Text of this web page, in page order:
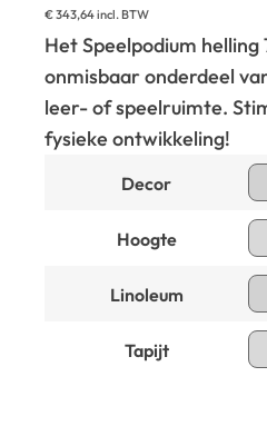
€343,64incl. BTW
Het Speelpodium helling
onmisbaar onderdeel
leer- of speelruimte.
fysieke ontwikkeling!
Decor
Hoogte
Linoleum
Tapijt